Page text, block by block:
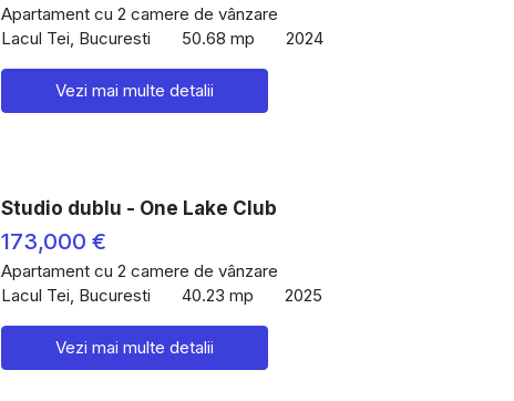
Apartament cu 2 camere de vânzare
Lacul Tei, Bucuresti
50.68 mp 2024
Vezi mai multe detalii
Studio dublu - One Lake Club
173,000 €
Apartament cu 2 camere de vânzare
Lacul Tei, Bucuresti
40.23 mp 2025
Vezi mai multe detalii